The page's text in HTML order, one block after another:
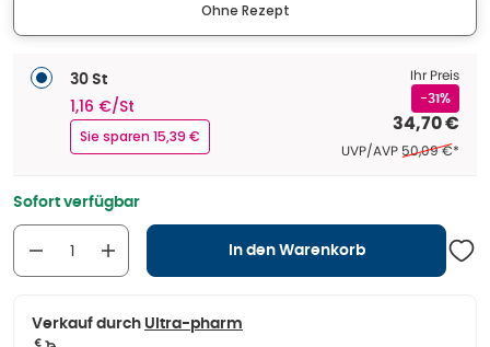
Ohne Rezept
30 St
1,16 €/St
Sie sparen 15,39 €
Ihr Preis
-31%
34,70 €
UVP/AVP Ehemaliger
50,09 €*
Sofort verfügbar
In den Warenkorb
Verkauf durch Ultra-pharm